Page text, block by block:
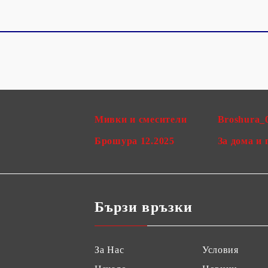
Мивки и смесители
Брошура 12.2025 За дома и
Бързи връзки
За Нас
Условия